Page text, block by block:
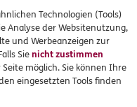
interessieren
Technologien (Tools)
Analyse der Websitenutzung,
und Werbeanzeigen zur
Sienicht zustimmen
möglich. Sie können Ihre
eingesetzten Tools finden